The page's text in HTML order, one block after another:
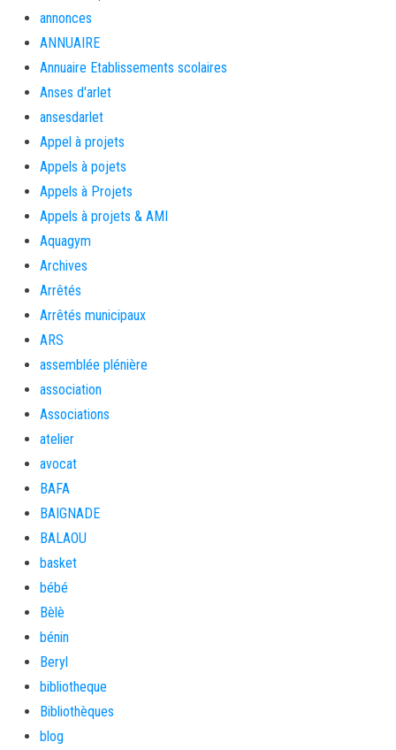
annonces
ANNUAIRE
Annuaire Etablissements scolaires
Anses d'arlet
ansesdarlet
Appel à projets
Appels à pojets
Appels à Projets
Appels à projets & AMI
Aquagym
Archives
Arrêtés
Arrêtés municipaux
ARS
assemblée plénière
association
Associations
atelier
avocat
BAFA
BAIGNADE
BALAOU
basket
bébé
Bèlè
bénin
Beryl
bibliotheque
Bibliothèques
blog